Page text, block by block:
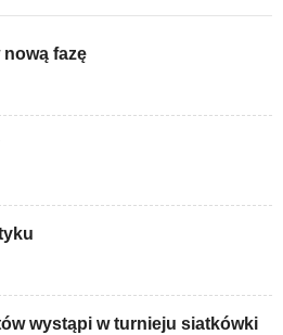
nową fazę
wystąpi w turnieju siatkówki